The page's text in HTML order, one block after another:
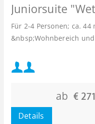
Juniorsuite
Für 2-4 Personen; ca. 44
&nbsp;Wohnbereich
Mindestbelegung:
Maximalbelegung:
ab €
Details